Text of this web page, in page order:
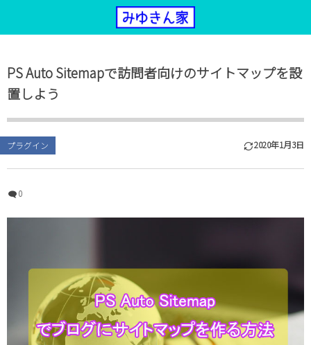
PS Auto Sitemapで訪問者向けのサイトマップを設
置しよう
プラグイン 2020年1月3日
0